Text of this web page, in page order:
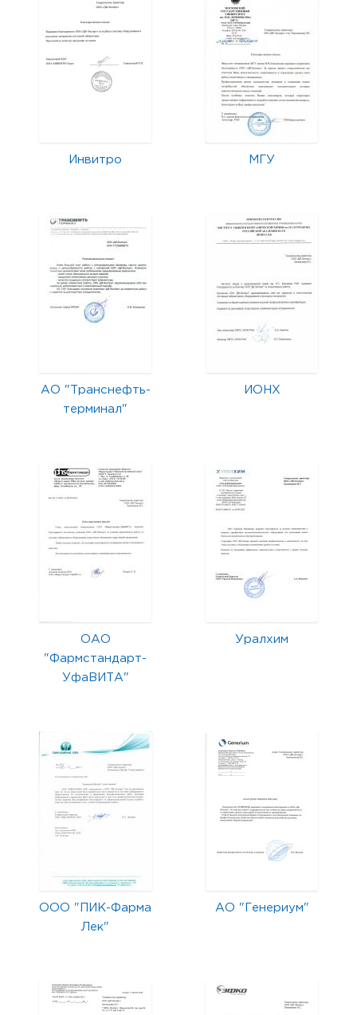
Инвитро МГУ
АО "Транснефть-
терминал"
ИОНХ
ОАО
"Фармстандарт-
УфаВИТА"
Уралхим
ООО "ПИК-Фарма
Лек"
АО "Генериум"